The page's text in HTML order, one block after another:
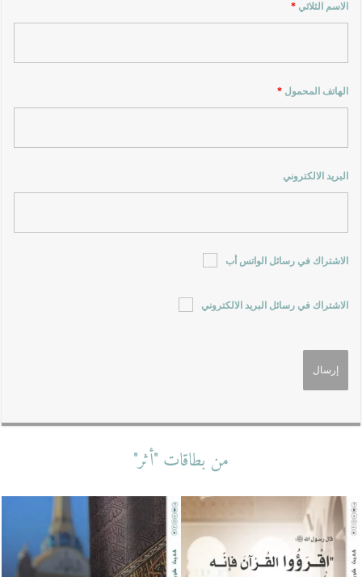
الاسم الثلاثي *
الهاتف المحمول *
البريد الالكتروني
الاشتراك في رسائل الواتس أب
الاشتراك في رسائل البريد الالكتروني
من بطاقات "أثر"